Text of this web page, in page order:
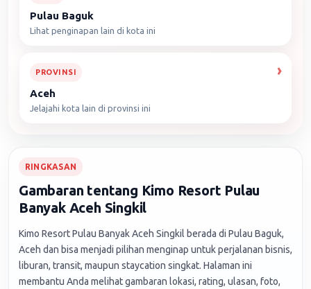
Pulau Baguk
Lihat penginapan lain di kota ini
PROVINSI
Aceh
Jelajahi kota lain di provinsi ini
RINGKASAN
Gambaran tentang Kimo Resort Pulau
Banyak Aceh Singkil
Kimo Resort Pulau Banyak Aceh Singkil berada di Pulau Baguk,
Aceh dan bisa menjadi pilihan menginap untuk perjalanan bisnis,
liburan, transit, maupun staycation singkat. Halaman ini
membantu Anda melihat gambaran lokasi, rating, ulasan, foto,